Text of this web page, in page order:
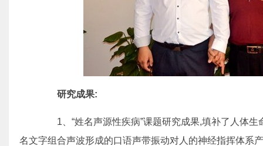
研究成果:
1、“姓名声源性疾病”课题研究成果,填补了人体生
名文字组合声波形成的口语声带振动对人的神经指挥体系